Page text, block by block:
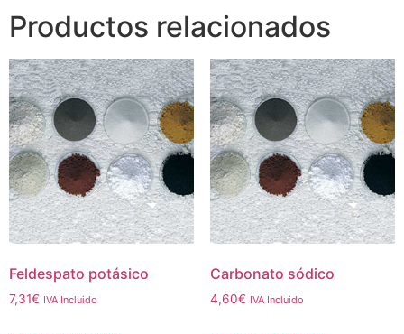
Productos relacionados
Feldespato potásico
7,31€ IVA Incluido
Carbonato sódico
4,60€ IVA Incluido